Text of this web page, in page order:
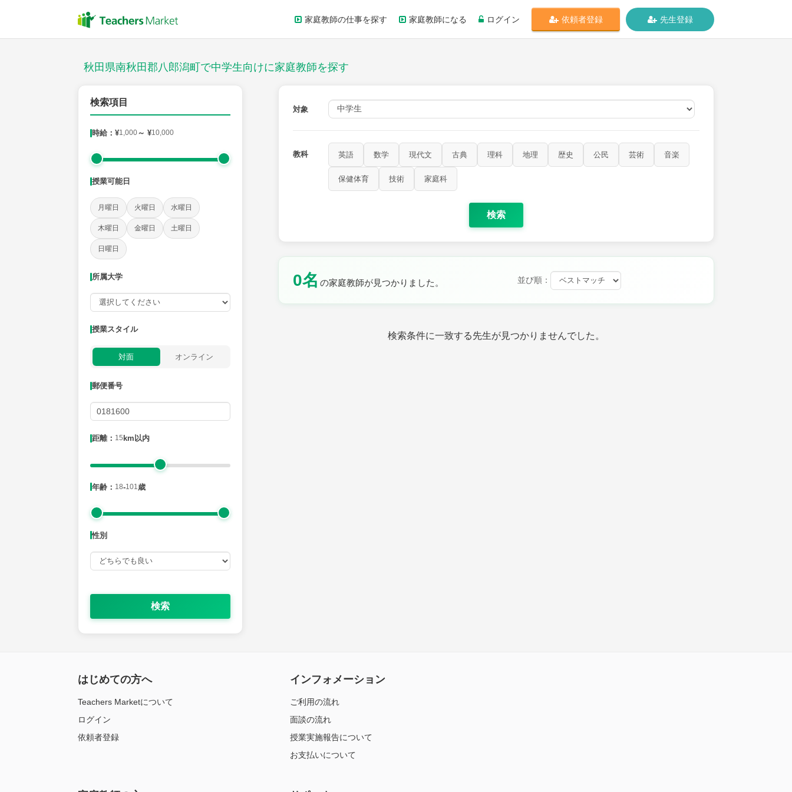
家庭教師の仕事を探す 家庭教師になる ログイン 依頼者登録 先生登録
秋田県南秋田郡八郎潟町で中学生向けに家庭教師を探す
検索項目
時給：¥1,000～ ¥10,000
授業可能日
月曜日 火曜日 水曜日
木曜日 金曜日 土曜日
日曜日
所属大学
授業スタイル
対面 オンライン
郵便番号
距離： 15 km以内
年齢： 18-101 歳
性別
検索
対象
教科 英語 数学 現代文 古典 理科 地理 歴史 公民 芸術 音楽
保健体育 技術 家庭科
検索
0名 の家庭教師が見つかりました。 並び順：
検索条件に一致する先生が見つかりませんでした。
授業スタイル
数学 現代文 古典 家庭科
時給：¥1,000 ～ ¥10,000
授業可能日
月曜日 火曜日
距離：15km以内
年齢：18-101歳
はじめての方へ
Teachers Marketについて
ログイン
依頼者登録
インフォメーション
ご利用の流れ
面談の流れ
授業実施報告について
お支払いについて